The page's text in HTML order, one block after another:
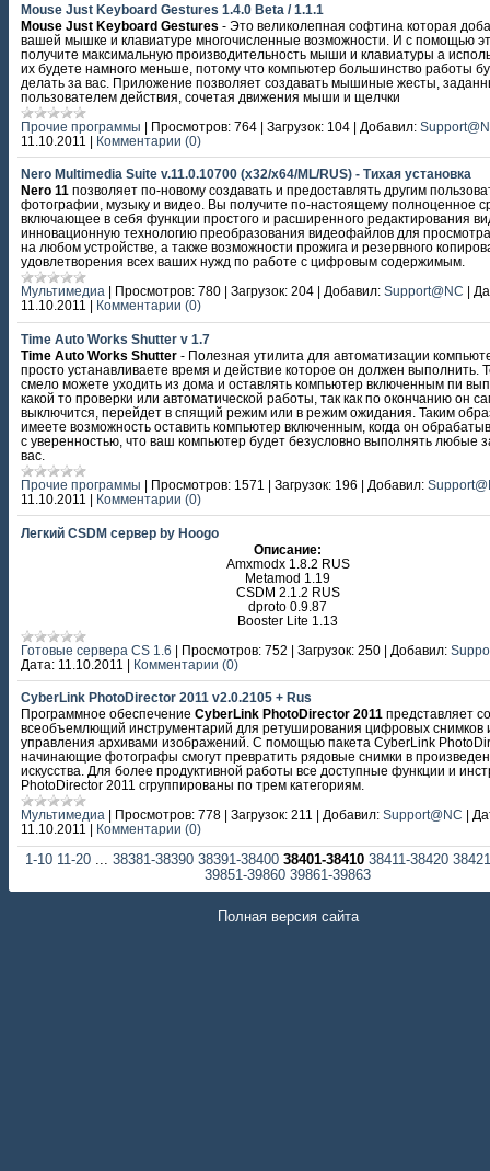
Mouse Just Keyboard Gestures 1.4.0 Beta / 1.1.1
Mouse Just Keyboard Gestures - Это великолепная софтина которая
вашей мышке и клавиатуре многочисленные возможности. И с помощью
получите максимальную производительность мыши и клавиатуры а
их будете намного меньше, потому что компьютер большинство работы
делать за вас. Приложение позволяет создавать мышиные жесты,
пользователем действия, сочетая движения мыши и щелчки
Прочие программы | Просмотров: 764 | Загрузок: 104 | Добавил:
11.10.2011 | Комментарии (0)
Nero Multimedia Suite v.11.0.10700 (x32/x64/ML/RUS) - Тихая установка
Nero 11 позволяет по-новому создавать и предоставлять другим
фотографии, музыку и видео. Вы получите по-настоящему полноценное
включающее в себя функции простого и расширенного редактирования
инновационную технологию преобразования видеофайлов для
на любом устройстве, а также возможности прожига и резервного
удовлетворения всех ваших нужд по работе с цифровым содержимым.
Мультимедиа Просмотров: 780 Загрузок: 204 Добавил: Support@NC
11.10.2011
Комментарии (0)
Time Auto Works Shutter v 1.7
Time Auto Works Shutter - Полезная утилита для автоматизации
просто устанавливаете время и действие которое он должен выполнить.
смело можете уходить из дома и оставлять компьютер включенным пи
какой то проверки или автоматической работы, так как по окончанию он
выключится, перейдет в спящий режим или в режим ожидания. Таким
имеете возможность оставить компьютер включенным, когда он
с уверенностью, что ваш компьютер будет безусловно выполнять любые
вас.
Прочие программы | Просмотров: 1571 | Загрузок: 196 | Добавил:
11.10.2011 | Комментарии (0)
Легкий CSDM сервер by Hoogo
Описание:
Amxmodx 1.8.2 RUS
Metamod 1.19
CSDM 2.1.2 RUS
dproto 0.9.87
Booster Lite 1.13
Готовые сервера CS 1.6 | Просмотров: 752 | Загрузок: 250 | Добавил:
Дата: 11.10.2011 | Комментарии (0)
CyberLink PhotoDirector 2011 v2.0.2105 + Rus
Программное обеспечение CyberLink PhotoDirector 2011 представляет
всеобъемлющий инструментарий для ретуширования цифровых снимков
управления архивами изображений. С помощью пакета CyberLink
начинающие фотографы смогут превратить рядовые снимки в
искусства. Для более продуктивной работы все доступные функции и
PhotoDirector 2011 сгруппированы по трем категориям.
Мультимедиа Просмотров: 778 Загрузок: 211 Добавил: Support@NC
11.10.2011
Комментарии (0)
1-10 11-20 ... 38381-38390 38391-38400 38401-38410 38411-38420
39851-39860 39861-39863
Полная версия сайта